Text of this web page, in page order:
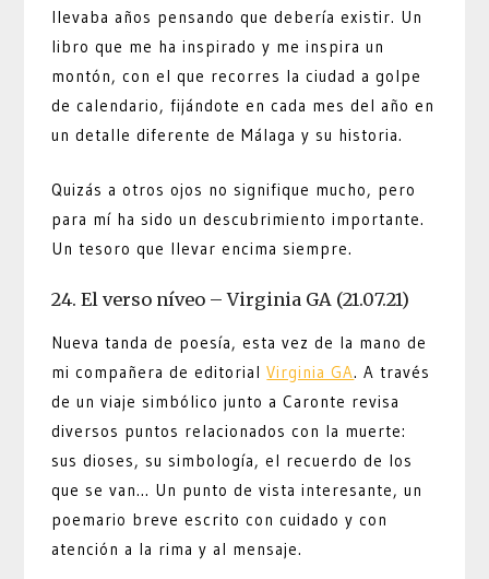
llevaba años pensando que debería existir. Un
libro que me ha inspirado y me inspira un
montón, con el que recorres la ciudad a golpe
de calendario, fijándote en cada mes del año en
un detalle diferente de Málaga y su historia.
Quizás a otros ojos no signifique mucho, pero
para mí ha sido un descubrimiento importante.
Un tesoro que llevar encima siempre.
24. El verso níveo – Virginia GA (21.07.21)
Nueva tanda de poesía, esta vez de la mano de
mi compañera de editorialVirginia GA. A través
de un viaje simbólico junto a Caronte revisa
diversos puntos relacionados con la muerte:
sus dioses, su simbología, el recuerdo de los
que se van… Un punto de vista interesante, un
poemario breve escrito con cuidado y con
atención a la rima y al mensaje.